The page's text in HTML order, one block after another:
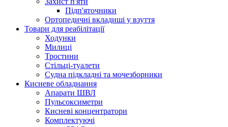
Підп'яточники
Ортопедичні вкладиші у взуття
Товари для реабілітації
Ходунки
Милиці
Тростини
Стільці-туалети
Судна підкладні та мочезборники
Кисневе обладнання
Апарати ШВЛ
Пульсоксиметри
Кисневі концентратори
Комплектуючі